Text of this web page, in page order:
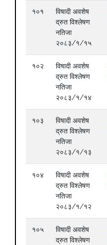
१०१
विषादी अवशेष
द्रुत विश्लेषण
नतिजा
२०८३/१/१५
१०२
विषादी अवशेष
द्रुत विश्लेषण
नतिजा
२०८३/१/१४
१०३
विषादी अवशेष
द्रुत विश्लेषण
नतिजा
२०८३/१/१३
१०४
विषादी अवशेष
द्रुत विश्लेषण
नतिजा
२०८३/१/१२
१०५
विषादी अवशेष
द्रुत विश्लेषण